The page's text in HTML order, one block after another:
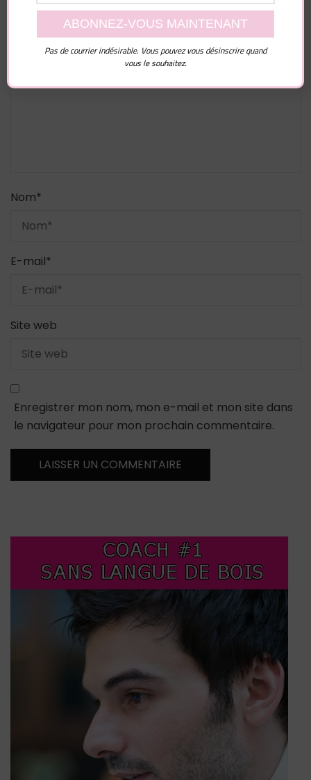
Votre adresse e-mail ne sera pas publiée.Les
champs obligatoires sont indiqués avec*
Commentaire
Nom*
E-mail*
Site web
Enregistrer mon nom, mon e-mail et mon site dans
le navigateur pour mon prochain commentaire.
Pas de courrier indésirable. Vous pouvez vous désinscrire quand
vous le souhaitez.